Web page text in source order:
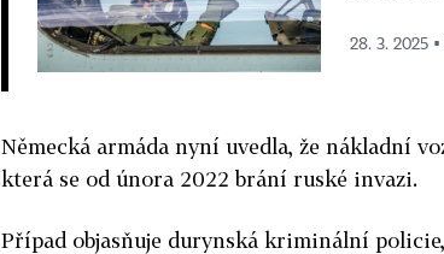
28. 3. 2025
Německá armáda nyní uvedla, že nákladní
která se od února 2022 brání ruské invazi.
Případ objasňuje durynská kriminální